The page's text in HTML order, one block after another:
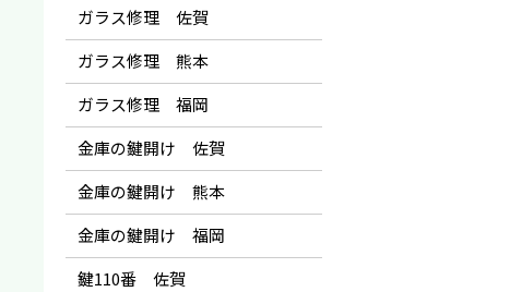
ガラス修理 佐賀
ガラス修理 熊本
ガラス修理 福岡
金庫の鍵開け 佐賀
金庫の鍵開け 熊本
金庫の鍵開け 福岡
鍵110番 佐賀